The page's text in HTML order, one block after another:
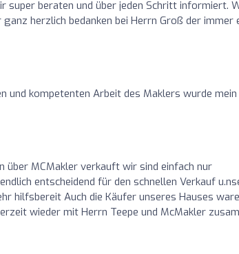
beraten und über jeden Schritt informiert.
herzlich bedanken bei Herrn Groß der immer
und kompetenten Arbeit des Maklers wurde mein
über MCMakler verkauft wir sind einfach nur
entscheidend für den schnellen Verkauf
hilfsbereit Auch die Käufer unseres Hauses
wieder mit Herrn Teepe und McMakler